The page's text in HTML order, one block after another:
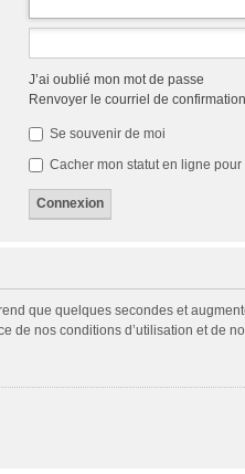
J’ai oublié mon mot de passe
Renvoyer le courriel de confirmation
Se souvenir de moi
Cacher mon statut en ligne pour
que quelques secondes et
de nos conditions d’utilisation et de